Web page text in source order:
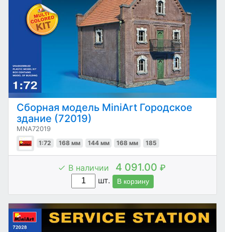
Сборная модель MiniArt Городское
здание (72019)
MNA72019
1:72 168 мм 144 мм 168 мм 185
В наличии 4 091.00 ₽
шт.
В корзину